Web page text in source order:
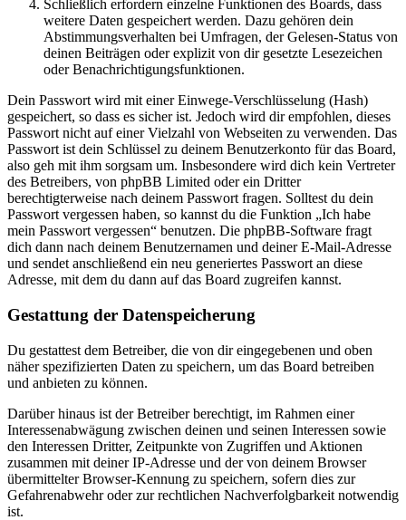
Schließlich erfordern einzelne Funktionen des Boards, dass
weitere Daten gespeichert werden. Dazu gehören dein
Abstimmungsverhalten bei Umfragen, der Gelesen-Status von
deinen Beiträgen oder explizit von dir gesetzte Lesezeichen
oder Benachrichtigungsfunktionen.
Dein Passwort wird mit einer Einwege-Verschlüsselung (Hash)
gespeichert, so dass es sicher ist. Jedoch wird dir empfohlen, dieses
Passwort nicht auf einer Vielzahl von Webseiten zu verwenden. Das
Passwort ist dein Schlüssel zu deinem Benutzerkonto für das Board,
also geh mit ihm sorgsam um. Insbesondere wird dich kein Vertreter
des Betreibers, von phpBB Limited oder ein Dritter
berechtigterweise nach deinem Passwort fragen. Solltest du dein
Passwort vergessen haben, so kannst du die Funktion „Ich habe
mein Passwort vergessen“ benutzen. Die phpBB-Software fragt
dich dann nach deinem Benutzernamen und deiner E-Mail-Adresse
und sendet anschließend ein neu generiertes Passwort an diese
Adresse, mit dem du dann auf das Board zugreifen kannst.
Gestattung der Datenspeicherung
Du gestattest dem Betreiber, die von dir eingegebenen und oben
näher spezifizierten Daten zu speichern, um das Board betreiben
und anbieten zu können.
Darüber hinaus ist der Betreiber berechtigt, im Rahmen einer
Interessenabwägung zwischen deinen und seinen Interessen sowie
den Interessen Dritter, Zeitpunkte von Zugriffen und Aktionen
zusammen mit deiner IP-Adresse und der von deinem Browser
übermittelter Browser-Kennung zu speichern, sofern dies zur
Gefahrenabwehr oder zur rechtlichen Nachverfolgbarkeit notwendig
ist.